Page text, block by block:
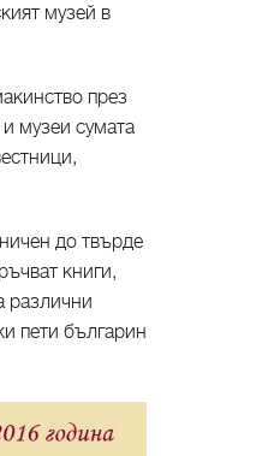
музей в
през
музеи сумата
до твърде
книги,
различни
пети българин